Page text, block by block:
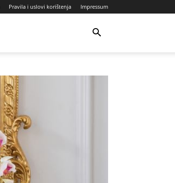
Pravila i uslovi korištenja Impressum